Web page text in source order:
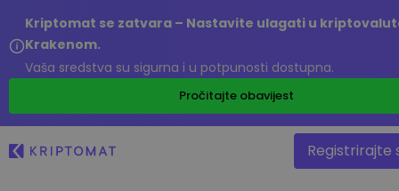
Kriptomat se zatvara – Nastavite ulagati u
Krakenom.
Vaša sredstva su sigurna i u potpunosti dostupna.
Pročitajte obavijest
Registrirajte